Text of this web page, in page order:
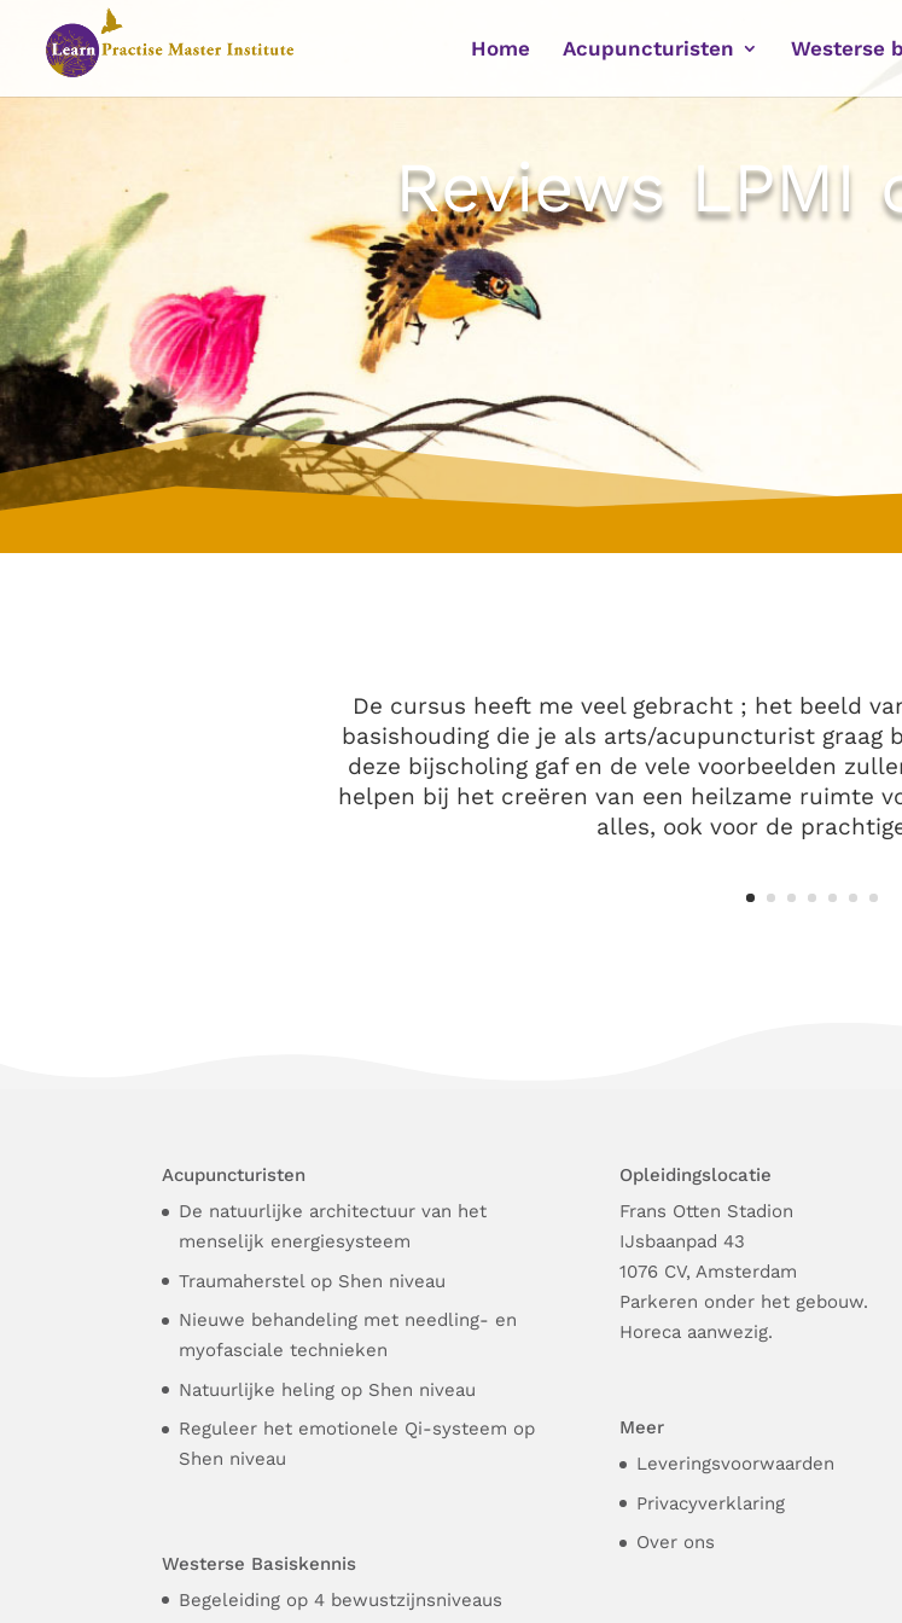
Home Acupuncturisten Westerse
Reviews LPMI
De cursus heeft me veel gebracht ; het beeld
basishouding die je als arts/acupuncturist graag
deze bijscholing gaf en de vele voorbeelden
helpen bij het creëren van een heilzame ruimte
alles, ook voor de
Acupuncturisten
De natuurlijke architectuur van het
menselijk energiesysteem
Traumaherstel op Shen niveau
Nieuwe behandeling met needling- en
myofasciale technieken
Natuurlijke heling op Shen niveau
Reguleer het emotionele Qi-systeem op
Shen niveau
Westerse Basiskennis
Begeleiding op 4 bewustzijnsniveaus
Opleidingslocatie
Frans Otten Stadion
Ĳsbaanpad 43
1076 CV, Amsterdam
Parkeren onder het gebouw.
Horeca aanwezig.
Meer
Leveringsvoorwaarden
Privacyverklaring
Over ons